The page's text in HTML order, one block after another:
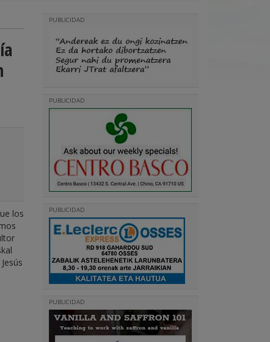
los
PUBLICIDAD
PUBLICIDAD
PUBLICIDAD
PUBLICIDAD